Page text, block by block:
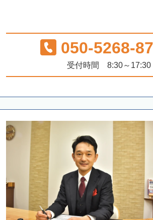
050-5268-
受付時間 8:30～17:30